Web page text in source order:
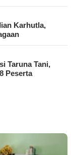
Karhutla,
Taruna Tani,
Peserta